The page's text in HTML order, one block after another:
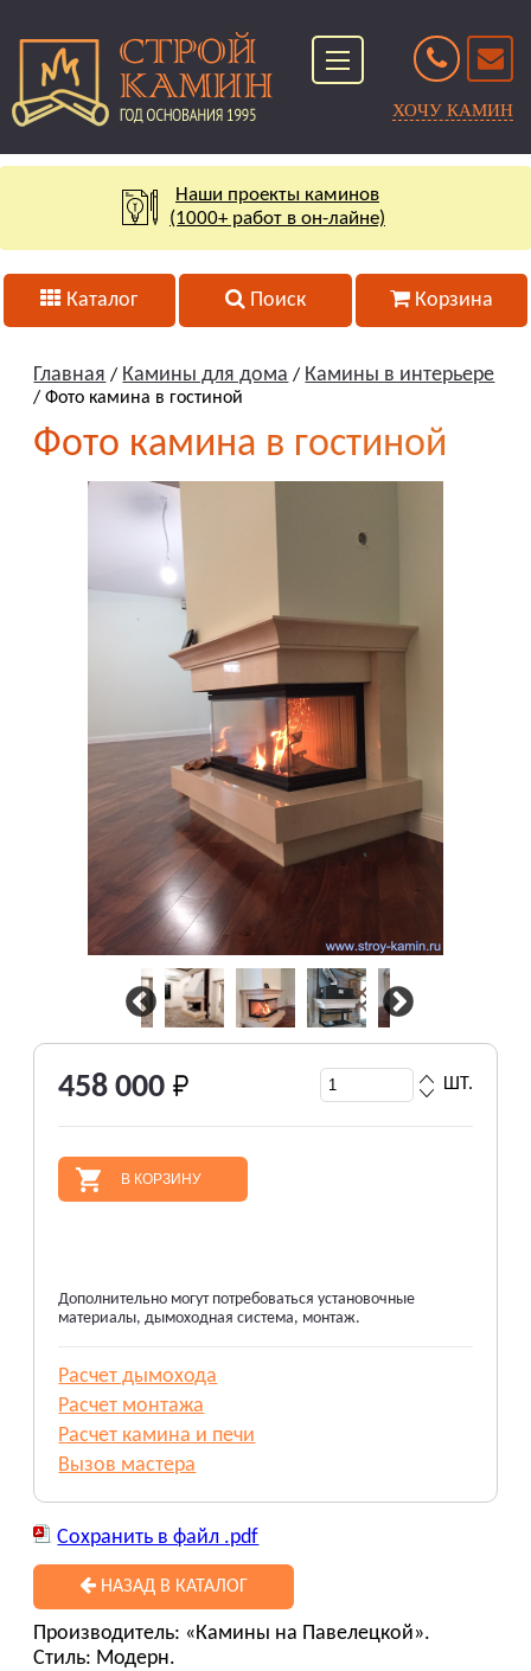
ХОЧУ КАМИН
Наши проекты каминов
(1000+ работ в он-лайне)
Каталог Поиск Корзина
Главная / Камины для дома / Камины в интерьере
/ Фото камина в гостиной
Фото камина в гостиной
458 000
В КОРЗИНУ
ШТ.
Дополнительно могут потребоваться установочные
материалы, дымоходная система, монтаж.
Расчет дымохода
Расчет монтажа
Расчет камина и печи
Вызов мастера
Сохранить в файл .pdf
НАЗАД В КАТАЛОГ
Производитель: «Камины на Павелецкой».
Стиль: Модерн.